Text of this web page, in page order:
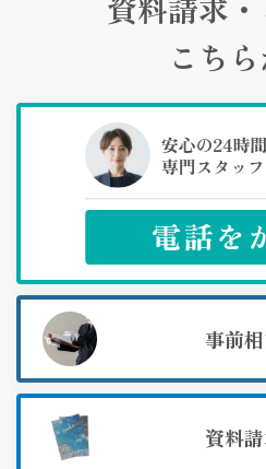
資料請求
こち
事前
資料